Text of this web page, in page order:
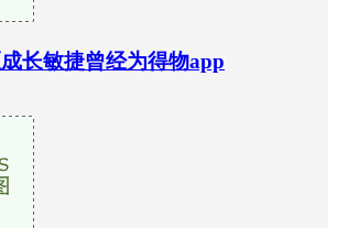
长敏捷曾经为得物app